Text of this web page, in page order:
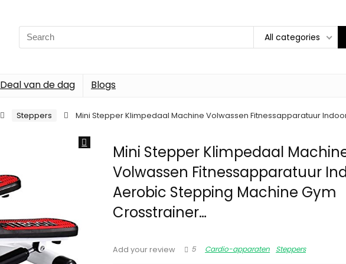
Search
for:
All categories
Deal van de dag Blogs
Steppers Mini Stepper Klimpedaal Machine Volwassen Fitnessapparatuur
Mini Stepper Klimpedaal
Volwassen Fitnessapparatuur
Aerobic Stepping Machine Gym
Crosstrainer…
Add your review 5 Cardio-apparaten Steppers